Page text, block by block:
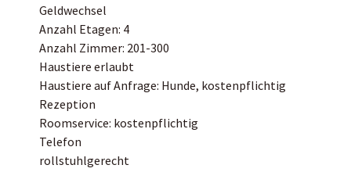
Geldwechsel
Anzahl Etagen: 4
Anzahl Zimmer: 201-300
Haustiere erlaubt
Haustiere auf Anfrage: Hunde, kostenpflichtig
Rezeption
Roomservice: kostenpflichtig
Telefon
rollstuhlgerecht